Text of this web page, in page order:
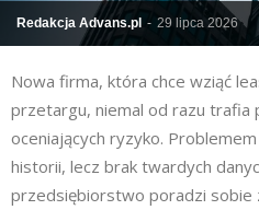
Redakcja Advans.pl - 29 lipca 2026
Nowa firma, która chce wziąć
przetargu, niemal od razu trafia
oceniających ryzyko.
historii, lecz brak twardych
przedsiębiorstwo poradzi sobie